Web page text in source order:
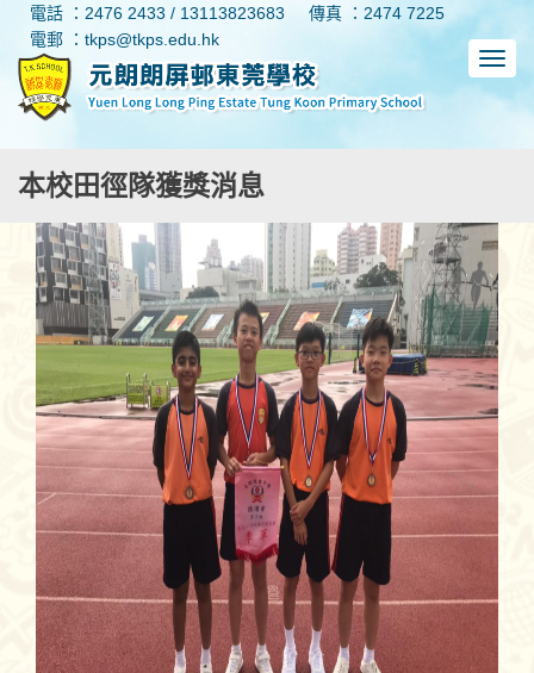
電話 ：2476 2433 / 13113823683
傳真 ：2474 7225
電郵 ：tkps@tkps.edu.hk
本校田徑隊獲獎消息